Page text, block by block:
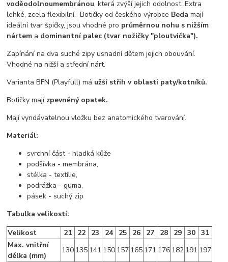
voděodolnoumembránou, která zvýší jejich odolnost. Extra
lehké, zcela flexibilní. Botičky od českého výrobce Bedamají
ideální tvar špičky, jsou vhodné pro průměrnou nohu s nižším
nártem a dominantní palec (tvar nožičky "ploutvička").
Zapínání na dva suché zipy usnadní dětem jejich obouvání.
Vhodné na nižší a střední nárt.
Varianta BFN (Playfull) má užší střih v oblasti paty/kotníků.
Botičky mají zpevněný opatek.
Mají vyndávatelnou vložku bez anatomického tvarování.
Materiál:
svrchní část - hladká kůže
podšívka - membrána,
stélka - textílie,
podrážka - guma,
pásek - suchý zip
Tabulka velikostí:
Velikost
21 22 23 24 25 26 27 28 29 30 31
Max. vnitřní
délka (mm)
130 135 141 150 157 165 171 176 182 191 197